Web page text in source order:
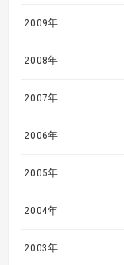
2009年
2008年
2007年
2006年
2005年
2004年
2003年